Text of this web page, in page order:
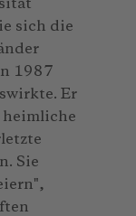
sich die
1987
Er
heimliche
Sie